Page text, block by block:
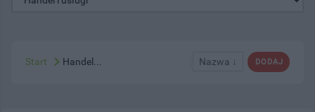
DODAJ
Nazwa ↓
Start Handel...